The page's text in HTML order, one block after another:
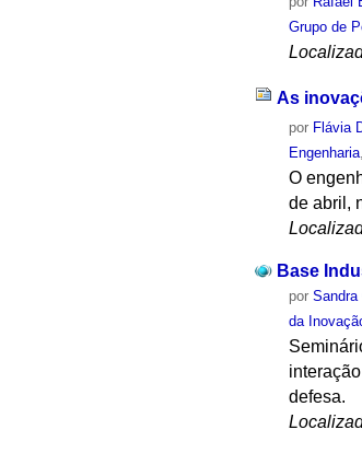
Grupo de
As
por Flávia
Engenharia,
O
de abril,
Base
porSandra
da
defesa.